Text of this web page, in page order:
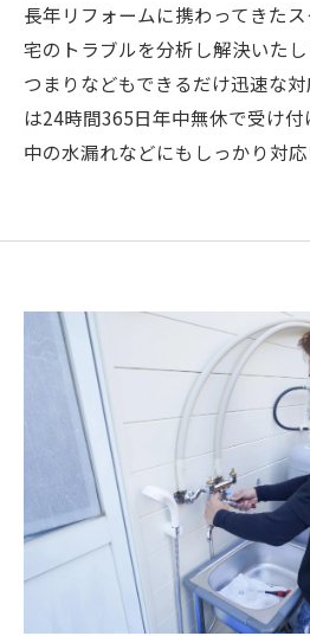
長年リフォームに携わってきた
宅のトラブルを分析し解決いた
つまりなどもできるだけ迅速な
は24時間365日年中無休で受け
中の水漏れなどにもしっかり対応